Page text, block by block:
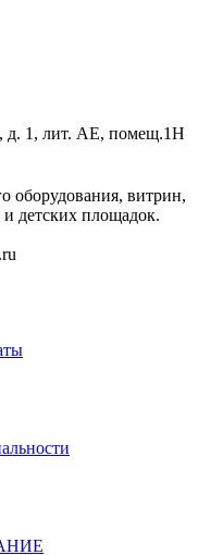
д. 1, лит. АЕ, помещ.1Н
оборудования, витрин,
детских площадок.